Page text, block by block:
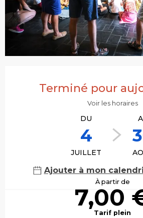
Terminé pour
Voir les horaires
DU
4
JUILLET
Ajouter à mon
À partir de
7,00
Tarif plein